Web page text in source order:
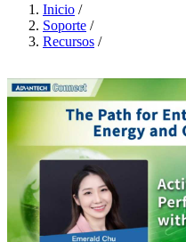
Inicio /
Soporte /
Recursos /